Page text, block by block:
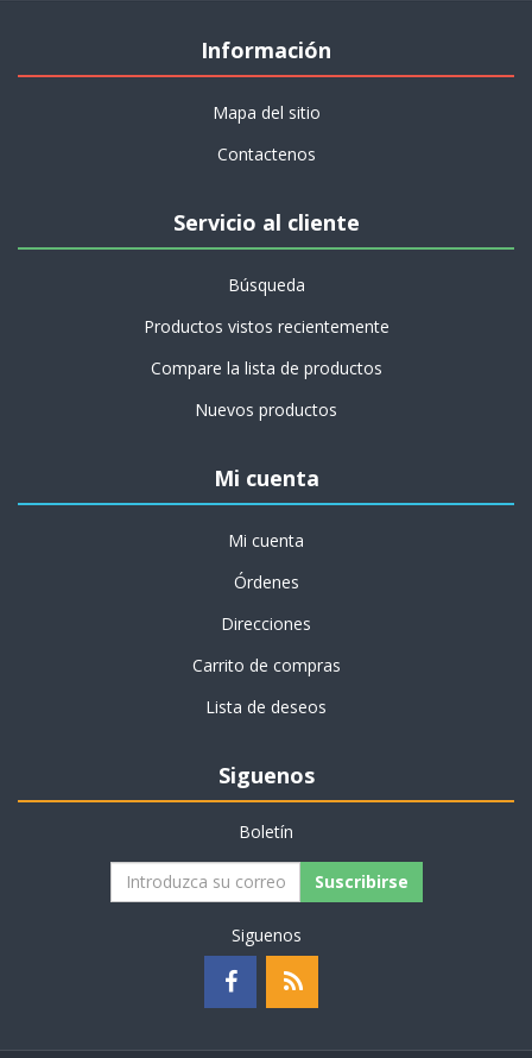
Información
Mapa del sitio
Contactenos
Servicio al cliente
Búsqueda
Productos vistos recientemente
Compare la lista de productos
Nuevos productos
Mi cuenta
Mi cuenta
Órdenes
Direcciones
Carrito de compras
Lista de deseos
Siguenos
Boletín
Suscribirse
Siguenos